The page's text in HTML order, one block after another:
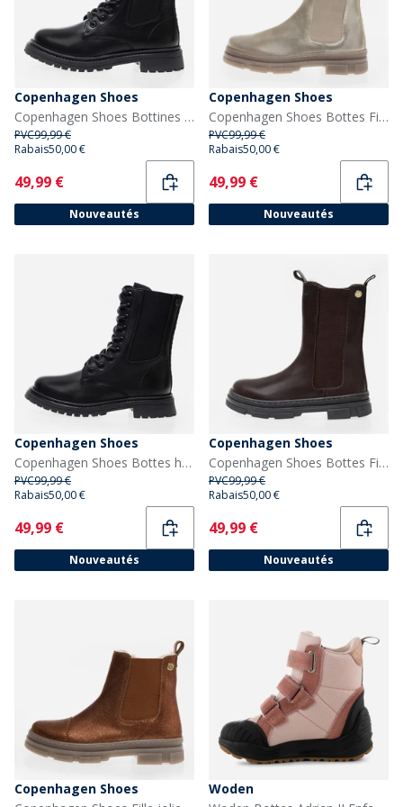
Copenhagen Shoes
Copenhagen Shoes Bottines basses Kaylee Fille 0001 Black
PVC99,99 €
Rabais50,00 €
Current
49,99 €
Nouveautés
Copenhagen Shoes
Copenhagen Shoes Bottes Fille de tous les jours 0051 Gold
PVC99,99 €
Rabais50,00 €
Current
49,99 €
Nouveautés
Copenhagen Shoes
Copenhagen Shoes Bottes hautes Kaylee Fille 0001 Black
PVC99,99 €
Rabais50,00 €
Current
49,99 €
Nouveautés
Copenhagen Shoes
Copenhagen Shoes Bottes Fille de tous les jours 847 Dark Brown
PVC99,99 €
Rabais50,00 €
Current
49,99 €
Nouveautés
Copenhagen Shoes
Woden